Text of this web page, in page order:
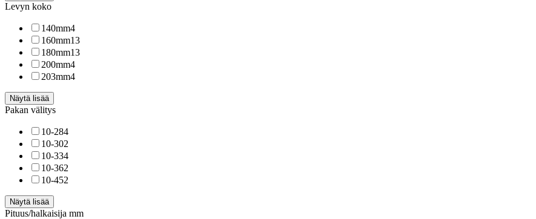
Levyn koko
140mm4
160mm13
180mm13
200mm4
203mm4
Näytä lisää
Pakan välitys
10-284
10-302
10-334
10-362
10-452
Näytä lisää
Pituus/halkaisija mm